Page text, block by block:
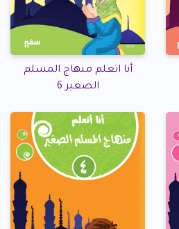
أنا اتعلم منهاج المسلم
الصغير 6